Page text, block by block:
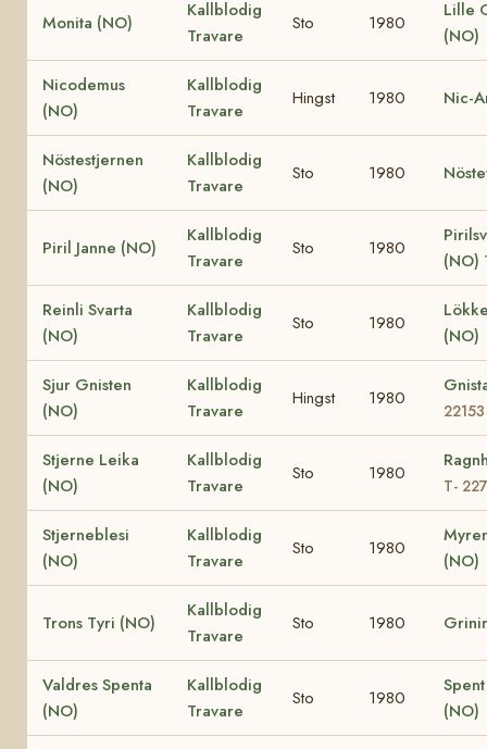
Monita (NO)
Kallblodig
Travare
Sto 1980
Lille
(NO)
Nicodemus
(NO)
Kallblodig
Travare
Hingst 1980 Nic-
Nöstestjernen
(NO)
Kallblodig
Travare
Sto 1980
Piril Janne (NO)
Kallblodig
Travare
Sto 1980
(NO)
Reinli Svarta
(NO)
Kallblodig
Travare
Sto 1980
(NO)
Sjur Gnisten
(NO)
Kallblodig
Travare
Hingst 1980
22153
Stjerne Leika
(NO)
Kallblodig
Travare
Sto 1980
T-
Stjerneblesi
(NO)
Kallblodig
Travare
Sto 1980
(NO)
Trons Tyri (NO)
Kallblodig
Travare
Sto 1980
Valdres Spenta
(NO)
Kallblodig
Travare
Sto 1980
(NO)